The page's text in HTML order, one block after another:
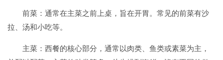
前菜：通常在主菜之前上桌，旨在开胃。常见的前菜有沙
拉、汤和小吃等。
主菜：西餐的核心部分，通常以肉类、鱼类或素菜为主，